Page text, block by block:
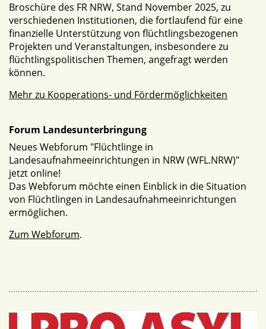
Broschüre des FR NRW, Stand November 2025, zu
verschiedenen Institutionen, die fortlaufend für eine
finanzielle Unterstützung von flüchtlingsbezogenen
Projekten und Veranstaltungen, insbesondere zu
flüchtlingspolitischen Themen, angefragt werden
können.
Mehr zu Kooperations- und Fördermöglichkeiten
Forum Landesunterbringung
Neues Webforum "Flüchtlinge in
Landesaufnahmeeinrichtungen in NRW (WFL.NRW)"
jetzt online!
Das Webforum möchte einen Einblick in die Situation
von Flüchtlingen in Landesaufnahmeeinrichtungen
ermöglichen.
Zum Webforum.